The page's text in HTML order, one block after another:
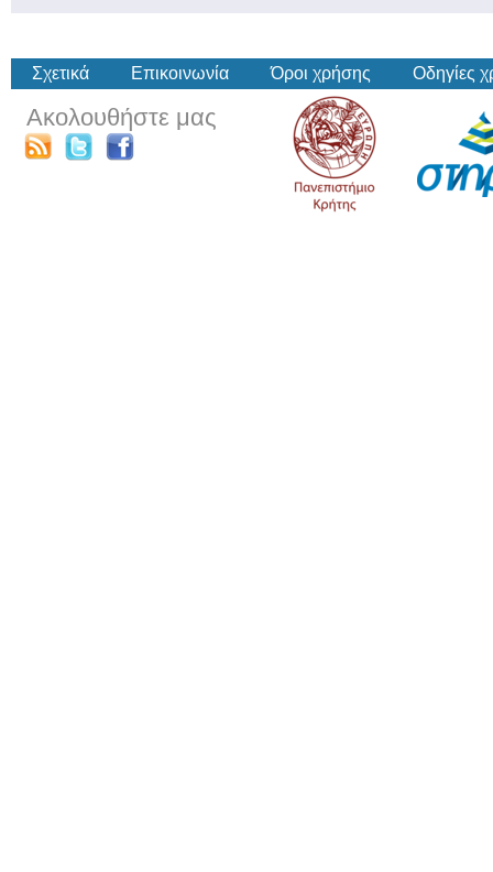
Σχετικά Επικοινωνία Όροι χρήσης Οδηγίες
Ακολουθήστε μας